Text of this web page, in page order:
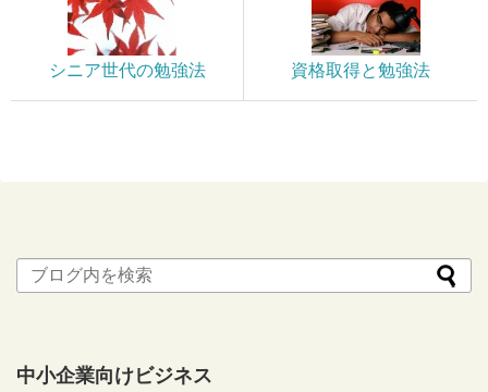
シニア世代の勉強法 資格取得と勉強法
中小企業向けビジネス